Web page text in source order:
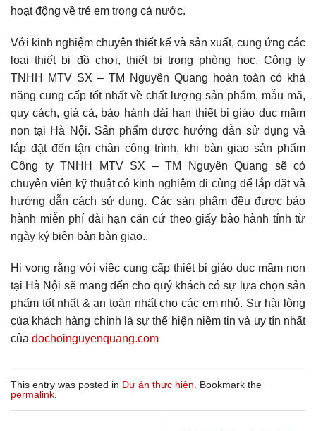
hoạt động về trẻ em trong cả nước.
Với kinh nghiệm chuyên thiết kế và sản xuất, cung ứng các
loại thiết bị đồ chơi, thiết bị trong phòng học, Công ty
TNHH MTV SX – TM Nguyên Quang hoàn toàn có khả
năng cung cấp tốt nhất về chất lượng sản phẩm, mẫu mã,
quy cách, giá cả, bảo hành dài hạn thiết bị giáo dục mầm
non tại Hà Nội. Sản phẩm được hướng dẫn sử dụng và
lắp đặt đến tận chân công trình, khi bàn giao sản phẩm
Công ty TNHH MTV SX – TM Nguyên Quang sẽ có
chuyên viên kỹ thuật có kinh nghiệm đi cùng để lắp đặt và
hướng dẫn cách sử dụng. Các sản phẩm đều được bảo
hành miễn phí dài hạn căn cứ theo giấy bảo hành tính từ
ngày ký biên bản bàn giao..
Hi vọng rằng với việc cung cấp thiết bị giáo dục mầm non
tại Hà Nội sẽ mang đến cho quý khách có sự lựa chọn sản
phẩm tốt nhất & an toàn nhất cho các em nhỏ. Sự hài lòng
của khách hàng chính là sự thể hiện niềm tin và uy tín nhất
của dochoinguyenquang.com
This entry was posted in Dự án thực hiện . Bookmark the
permalink